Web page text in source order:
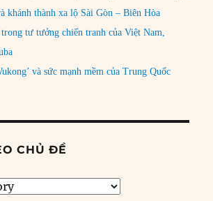
khánh thành xa lộ Sài Gòn – Biên Hòa
tư tưởng chiến tranh của Việt Nam,
và sức mạnh mềm của Trung Quốc
CHỦ ĐỀ